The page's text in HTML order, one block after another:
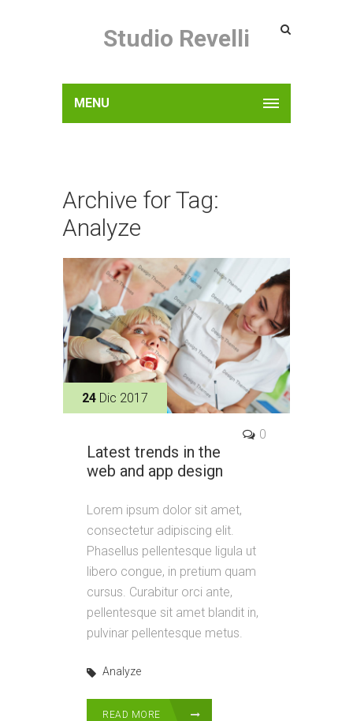
Studio Revelli
MENU
Archive for Tag:
Analyze
24 Dic 2017
0
Latest trends in the
web and app design
Lorem ipsum dolor sit amet,
consectetur adipiscing elit.
Phasellus pellentesque ligula ut
libero congue, in pretium quam
cursus. Curabitur orci ante,
pellentesque sit amet blandit in,
pulvinar pellentesque metus.
Analyze
READ MORE